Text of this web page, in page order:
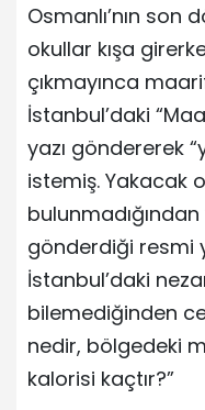
Osmanlı’nın son
okullar kışa
çıkmayınca
İstanbul’daki
yazı göndererek
istemiş. Yakacak
bulunmadığından
gönderdiği resmi
İstanbul’daki
bilemediğinden
nedir, bölgedeki
kalorisi kaçtır?”